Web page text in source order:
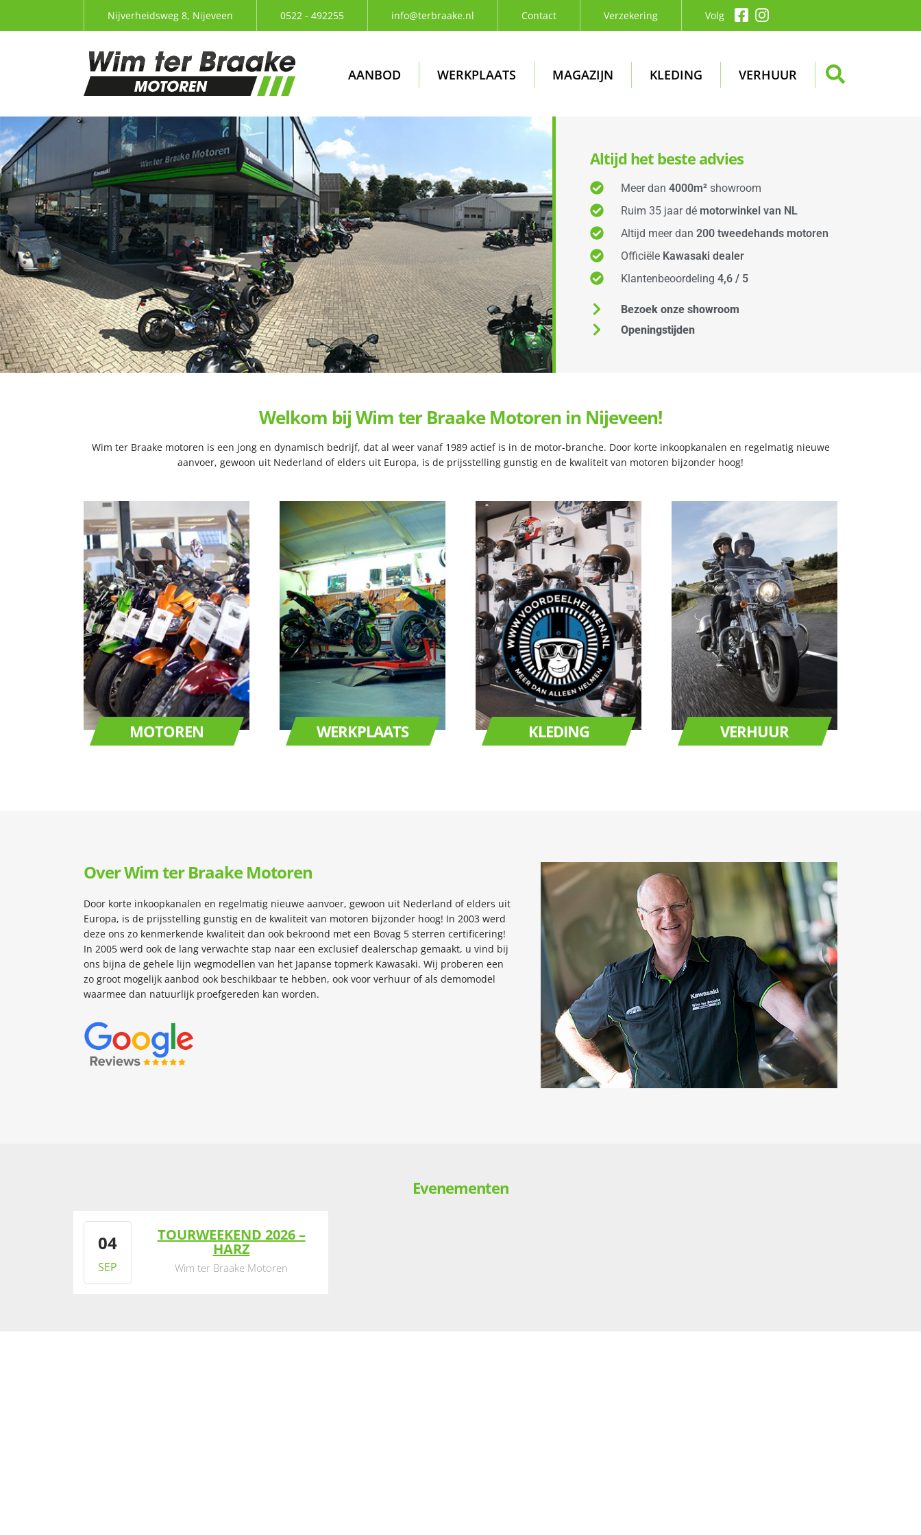
Nijverheidsweg 8, Nijeveen 0522 - 492255 info@terbraake.nl Contact Verzekering Volg
AANBOD WERKPLAATS MAGAZIJN KLEDING VERHUUR
Altijd het beste advies
Meer dan4000m² showroom
Ruim 35 jaar dé motorwinkel van NL
Altijd meer dan200 tweedehands motoren
Officiële Kawasaki dealer
Klantenbeoordeling4,6 / 5
Bezoek onze showroom
Openingstijden
Welkom bij Wim ter Braake Motoren in Nijeveen!
Wim ter Braake motoren is een jong en dynamisch bedrijf, dat al weer vanaf 1989 actief is in de motor-branche. Door korte inkoopkanalen en regelmatig nieuwe
aanvoer, gewoon uit Nederland of elders uit Europa, is de prijsstelling gunstig en de kwaliteit van motoren bijzonder hoog!
MOTOREN WERKPLAATS KLEDING VERHUUR
Over Wim ter Braake Motoren
Door korte inkoopkanalen en regelmatig nieuwe aanvoer, gewoon uit Nederland of elders uit
Europa, is de prijsstelling gunstig en de kwaliteit van motoren bijzonder hoog! In 2003 werd
deze ons zo kenmerkende kwaliteit dan ook bekroond met een Bovag 5 sterren certificering!
In 2005 werd ook de lang verwachte stap naar een exclusief dealerschap gemaakt, u vind bij
ons bijna de gehele lijn wegmodellen van het Japanse topmerk Kawasaki. Wij proberen een
zo groot mogelijk aanbod ook beschikbaar te hebben, ook voor verhuur of als demomodel
waarmee dan natuurlijk proefgereden kan worden.
Evenementen
04
SEP
TOURWEEKEND 2026 –
HARZ
Wim ter Braake Motoren